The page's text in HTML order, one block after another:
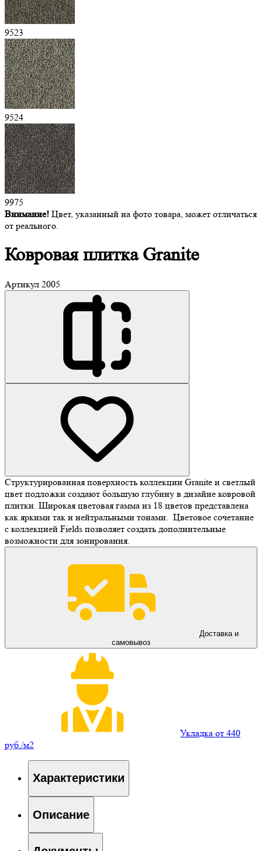
9523
9524
9975
Внимание! Цвет, указанный на фото товара, может отличаться
от реального.
Ковроваяплитка Granite
Артикул 2005
Структурированная поверхность коллекции Granite и светлый
цвет подложки создают большую глубину в дизайне ковровой
плитки. Широкая цветовая гамма из 18 цветов представлена
как яркими так и нейтральными тонами. Цветовое сочетание
с коллекцией Fields позволяет создать дополнительные
возможности для зонирования.
Доставка и
самовывоз
Укладка от 440
руб./м2
Характеристики
Описание